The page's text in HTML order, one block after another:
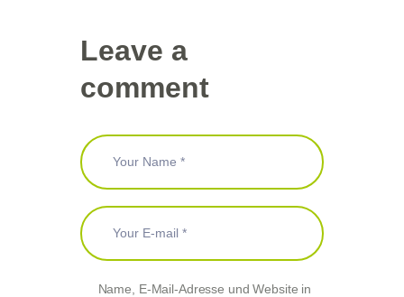
Leave a
comment
Name, E-Mail-Adresse und Website in